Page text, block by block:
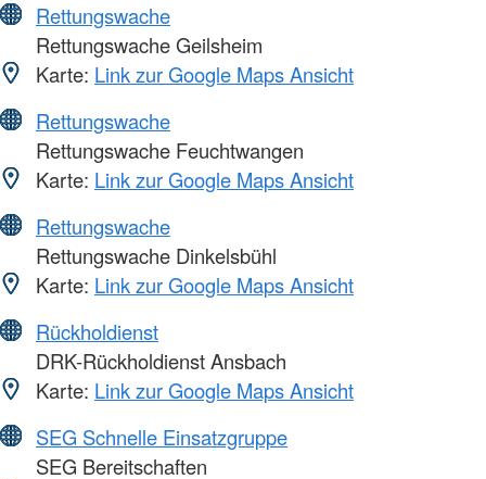
Rettungswache
Rettungswache Geilsheim
Karte: Link zur Google Maps Ansicht
Rettungswache
Rettungswache Feuchtwangen
Karte: Link zur Google Maps Ansicht
Rettungswache
Rettungswache Dinkelsbühl
Karte: Link zur Google Maps Ansicht
Rückholdienst
DRK-Rückholdienst Ansbach
Karte: Link zur Google Maps Ansicht
SEG Schnelle Einsatzgruppe
SEG Bereitschaften